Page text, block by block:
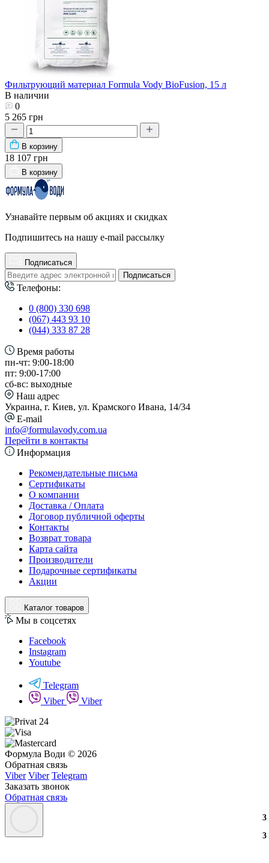
3
3
Фильтрующий материал Formula Vody BioFusion, 15 л
В наличии
0
5 265 грн
В корзину
18 107 грн
В корзину
Узнавайте первым об акциях и скидках
Подпишитесь на нашу e-mail рассылку
Подписаться
Подписаться
Телефоны:
0 (800) 330 698
(067) 443 93 10
(044) 333 87 28
Время работы
пн-чт: 9:00-18:00
пт: 9:00-17:00
сб-вс: выходные
Наш адрес
Украина, г. Киев, ул. Крамского Ивана, 14/34
E-mail
info@formulavody.com.ua
Перейти в контакты
Информация
Рекомендательные письма
Сертификаты
О компании
Доставка / Оплата
Договор публичной оферты
Контакты
Возврат товара
Карта сайта
Производители
Подарочные сертификаты
Акции
Каталог товаров
Мы в соцсетях
Facebook
Instagram
Youtube
Telegram
Viber
Viber
Формула Води © 2026
Обратная связь
Viber Viber Telegram
Заказать звонок
Обратная связь